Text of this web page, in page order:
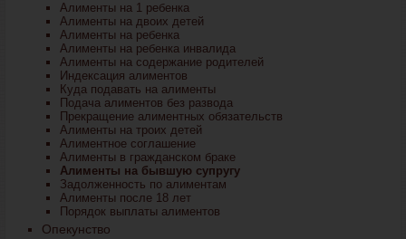
Алименты на 1 ребенка
Алименты на двоих детей
Алименты на ребенка
Алименты на ребенка инвалида
Алименты на содержание родителей
Индексация алиментов
Куда подавать на алименты
Подача алиментов без развода
Прекращение алиментных обязательств
Алименты на троих детей
Алиментное соглашение
Алименты в гражданском браке
Алименты на бывшую супругу
Задолженность по алиментам
Алименты после 18 лет
Порядок выплаты алиментов
Опекунство